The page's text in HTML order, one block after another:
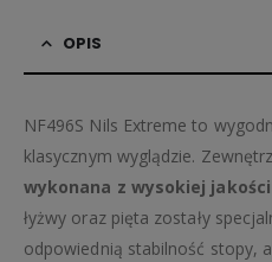
OPIS
NF496S Nils Extreme to
klasycznym wyglądzie.
wykonana z wysokiej
łyżwy oraz pięta zostały
odpowiednią stabilność stopy,